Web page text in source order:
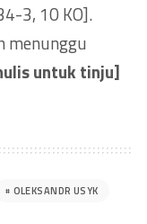
3, 10 KO].
menunggu
untuk tinju]
OLEKSANDR USYK